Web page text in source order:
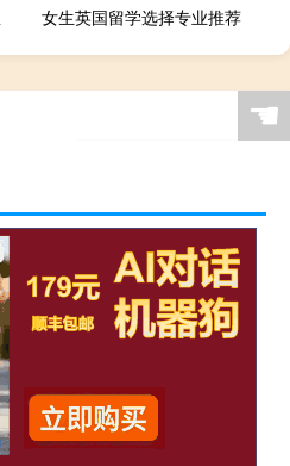
女生英国留学选择专业推荐
☚